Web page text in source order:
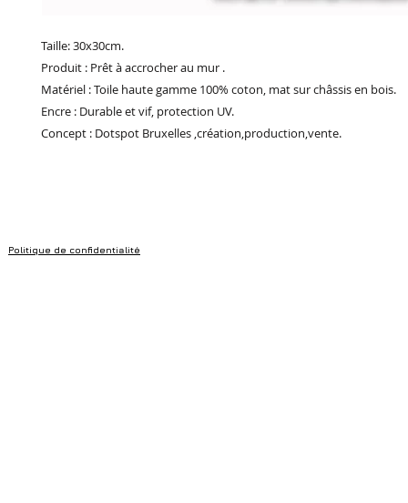
Taille: 30x30cm.
Produit : Prêt à accrocher au mur .
Matériel : Toile haute gamme 100% coton, mat sur châssis en bois.
Encre : Durable et vif, protection UV.
Concept : Dotspot Bruxelles ,création,production,vente.
Politique de confidentialité